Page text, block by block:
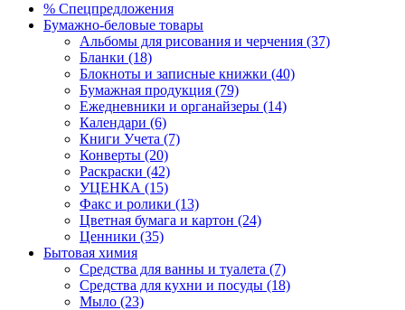
% Спецпредложения
Бумажно-беловые товары
Альбомы для рисования и черчения (37)
Бланки (18)
Блокноты и записные книжки (40)
Бумажная продукция (79)
Ежедневники и органайзеры (14)
Календари (6)
Книги Учета (7)
Конверты (20)
Раскраски (42)
УЦЕНКА (15)
Факс и ролики (13)
Цветная бумага и картон (24)
Ценники (35)
Бытовая химия
Средства для ванны и туалета (7)
Средства для кухни и посуды (18)
Мыло (23)